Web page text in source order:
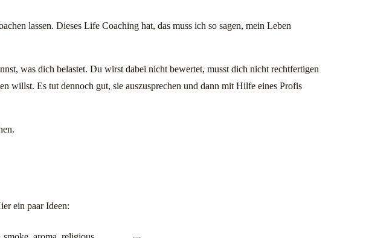
lassen. Dieses Life Coaching hat, das muss ich so sagen, mein Leben
was dich belastet. Du wirst dabei nicht bewertet, musst dich nicht rechtfertigen
willst. Es tut dennoch gut, sie auszusprechen und dann mit Hilfe eines Profis
ein paar Ideen: